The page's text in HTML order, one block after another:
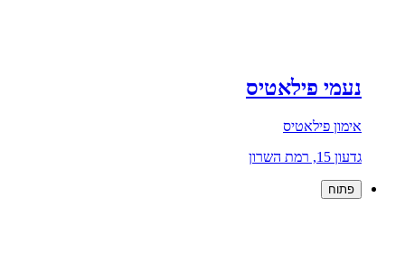
נעמי פילאטיס
אימון פילאטיס
גדעון 15, רמת השרון
פתוח